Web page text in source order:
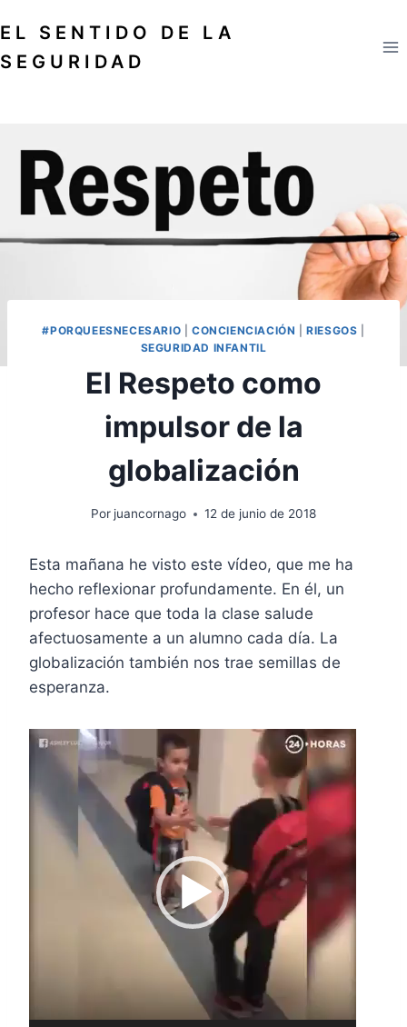
al
contenido
EL SENTIDO DE LA
SEGURIDAD
#PORQUEESNECESARIO CONCIENCIACIÓN |RIESGOS
SEGURIDAD INFANTIL
El Respeto como
impulsor de la
globalización
Por juancornago 12 de junio de 2018
Esta mañana he visto este vídeo, que me ha
hecho reflexionar profundamente. En él, un
profesor hace que toda la clase salude
afectuosamente a un alumno cada día. La
globalización también nos trae semillas de
esperanza.
R
p